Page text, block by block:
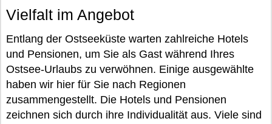
Vielfalt im Angebot
Entlang der Ostseeküste warten zahlreiche Hotels
und Pensionen, um Sie als Gast während Ihres
Ostsee-Urlaubs zu verwöhnen. Einige ausgewählte
haben wir hier für Sie nach Regionen
zusammengestellt. Die Hotels und Pensionen
zeichnen sich durch ihre Individualität aus. Viele sind